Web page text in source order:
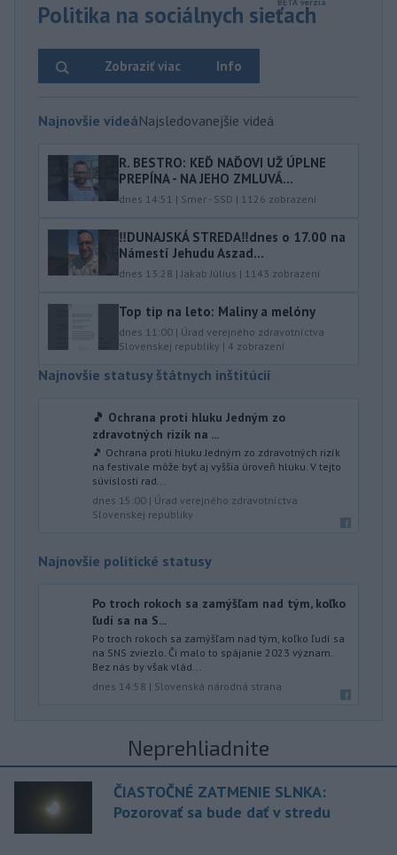
Politika na sociálnych sieťach
Info
Zobraziť viac
Najnovšie videáNajsledovanejšie videá
R. BESTRO: KEĎ NAĎOVI UŽ ÚPLNE
PREPÍNA - NA JEHO ZMLUVÁ...
dnes 14:51 | Smer - SSD | 1126 zobrazení
‼️DUNAJSKÁ STREDA‼️dnes o 17.00 na
Námestí Jehudu Aszad...
dnes 13:28 |Jakab Július | 1143 zobrazení
Top tip na leto: Maliny a melóny
dnes 11:00 | Úrad verejného zdravotníctva
Slovenskej republiky | 4 zobrazení
Najnovšie statusy štátnych inštitúcií
🎵 Ochrana proti hluku Jedným zo
zdravotných rizík na ...
🎵 Ochrana proti hluku Jedným zo zdravotných rizík
na festivale môže byť aj vyššia úroveň hluku. V tejto
súvislosti rad...
dnes 15:00 | Úrad verejného zdravotníctva
Slovenskej republiky
Najnovšie politické statusy
Po troch rokoch sa zamýšľam nad tým, koľko
ľudí sa na S...
Po troch rokoch sa zamýšľam nad tým, koľko ľudí sa
na SNS zviezlo. Či malo to spájanie 2023 význam.
Bez nás by však vlád...
dnes 14:58 | Slovenská národná strana
Neprehliadnite
ČIASTOČNÉ ZATMENIE SLNKA:
Pozorovať sa bude dať v stredu